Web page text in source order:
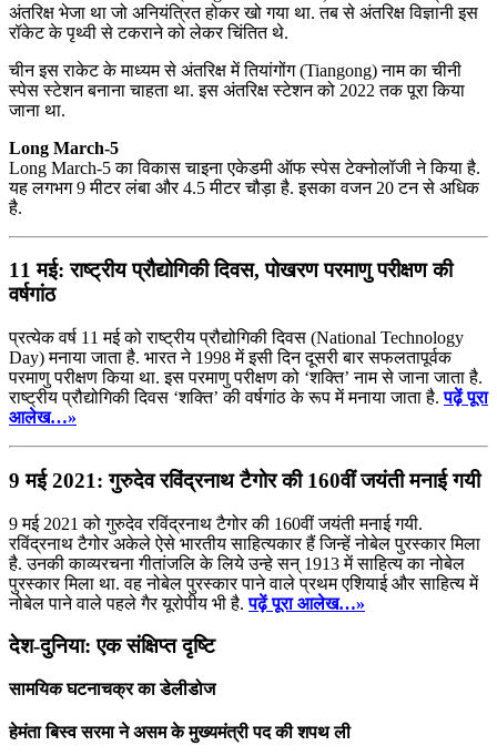
अंतरिक्ष भेजा था जो अनियंत्रित होकर खो गया था. तब से अंतरिक्ष विज्ञानी इस
रॉकेट के पृथ्वी से टकराने को लेकर चिंतित थे.
चीन इस राकेट के माध्यम से अंतरिक्ष में तियांगोंग (Tiangong) नाम का चीनी
स्पेस स्टेशन बनाना चाहता था. इस अंतरिक्ष स्टेशन को 2022 तक पूरा किया
जाना था.
Long March-5
Long March-5 का विकास चाइना एकेडमी ऑफ स्पेस टेक्नोलॉजी ने किया है.
यह लगभग 9 मीटर लंबा और 4.5 मीटर चौड़ा है. इसका वजन 20 टन से अधिक
है.
11 मई: राष्ट्रीय प्रौद्योगिकी दिवस, पोखरण परमाणु परीक्षण की
वर्षगांठ
प्रत्येक वर्ष 11 मई को राष्ट्रीय प्रौद्योगिकी दिवस (National Technology
Day) मनाया जाता है. भारत ने 1998 में इसी दिन दूसरी बार सफलतापूर्वक
परमाणु परीक्षण किया था. इस परमाणु परीक्षण को ‘शक्ति’ नाम से जाना जाता है.
राष्ट्रीय प्रौद्योगिकी दिवस ‘शक्ति’ की वर्षगांठ के रूप में मनाया जाता है.पढ़ें पूरा
आलेख…»
9 मई 2021: गुरुदेव रविंद्रनाथ टैगोर की 160वीं जयंती मनाई गयी
9 मई 2021 को गुरुदेव रविंद्रनाथ टैगोर की 160वीं जयंती मनाई गयी.
रविंद्रनाथ टैगोर अकेले ऐसे भारतीय साहित्यकार हैं जिन्हें नोबेल पुरस्कार मिला
है. उनकी काव्यरचना गीतांजलि के लिये उन्हे सन् 1913 में साहित्य का नोबेल
पुरस्कार मिला था. वह नोबेल पुरस्कार पाने वाले प्रथम एशियाई और साहित्य में
नोबेल पाने वाले पहले गैर यूरोपीय भी है.पढ़ें पूरा आलेख…»
देश-दुनिया: एक संक्षिप्त दृष्टि
सामयिक घटनाचक्र का डेलीडोज
हेमंता बिस्‍व सरमा ने असम के मुख्‍यमंत्री पद की शपथ ली